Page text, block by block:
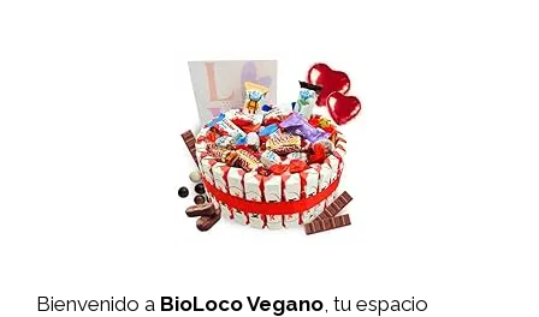
Bienvenido a BioLoco Vegano, tu espacio